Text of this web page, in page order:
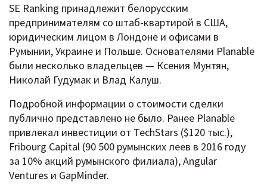
SE Ranking принадлежит белорусским
предпринимателям со штаб-квартирой в США,
юридическим лицом в Лондоне и офисами в
Румынии, Украине и Польше. Основателями Planable
были несколько владельцев — Ксения Мунтян,
Николай Гудумак и Влад Калуш.
Подробной информации о стоимости сделки
публично представлено не было. Ранее Planable
привлекал инвестиции от TechStars ($120 тыс.),
Fribourg Capital (90 500 румынских леев в 2016 году
за 10% акций румынского филиала), Angular
Ventures и GapMinder.